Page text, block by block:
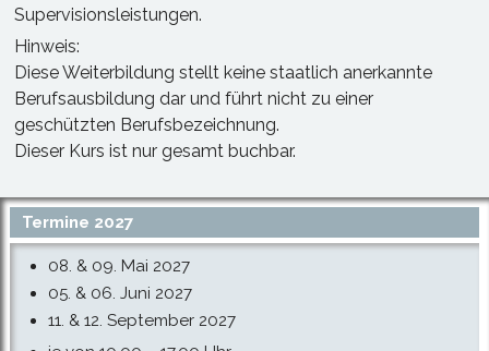
Supervisionsleistungen.
Hinweis:
Diese Weiterbildung stellt keine staatlich anerkannte
Berufsausbildung dar und führt nicht zu einer
geschützten Berufsbezeichnung.
Dieser Kurs ist nur gesamt buchbar.
Termine 2027
08. & 09. Mai 2027
05. & 06. Juni 2027
11. & 12. September 2027